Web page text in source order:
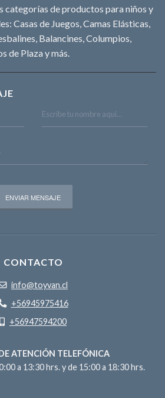
categorías de productos para niños y
Casas de Juegos, Camas Elásticas,
Balancines, Columpios,
de Plaza y más.
CONTACTO
info@toyvan.cl
+56945975416
+56947594200
ATENCIÓN TELEFÓNICA
a 13:30 hrs. y de 15:00 a 18:30 hrs.